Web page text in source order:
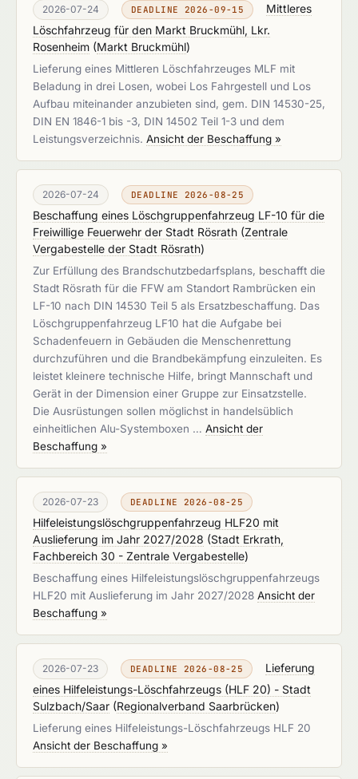
2026-07-24 DEADLINE 2026-09-15
Mittleres
Löschfahrzeug für den Markt Bruckmühl, Lkr.
Rosenheim (Markt Bruckmühl)
Lieferung eines Mittleren Löschfahrzeuges MLF mit
Beladung in drei Losen, wobei Los Fahrgestell und Los
Aufbau miteinander anzubieten sind, gem. DIN 14530-25,
DIN EN 1846-1 bis -3, DIN 14502 Teil 1-3 und dem
Leistungsverzeichnis. Ansicht der Beschaffung »
2026-07-24 DEADLINE 2026-08-25
Beschaffung eines Löschgruppenfahrzeug LF-10 für die
Freiwillige Feuerwehr der Stadt Rösrath (Zentrale
Vergabestelle der Stadt Rösrath)
Zur Erfüllung des Brandschutzbedarfsplans, beschafft die
Stadt Rösrath für die FFW am Standort Rambrücken ein
LF-10 nach DIN 14530 Teil 5 als Ersatzbeschaffung. Das
Löschgruppenfahrzeug LF10 hat die Aufgabe bei
Schadenfeuern in Gebäuden die Menschenrettung
durchzuführen und die Brandbekämpfung einzuleiten. Es
leistet kleinere technische Hilfe, bringt Mannschaft und
Gerät in der Dimension einer Gruppe zur Einsatzstelle.
Die Ausrüstungen sollen möglichst in handelsüblich
einheitlichen Alu-Systemboxen … Ansicht der
Beschaffung »
2026-07-23 DEADLINE 2026-08-25
Hilfeleistungslöschgruppenfahrzeug HLF20 mit
Auslieferung im Jahr 2027/2028 (Stadt Erkrath,
Fachbereich 30 - Zentrale Vergabestelle)
Beschaffung eines Hilfeleistungslöschgruppenfahrzeugs
HLF20 mit Auslieferung im Jahr 2027/2028 Ansicht der
Beschaffung »
2026-07-23 DEADLINE 2026-08-25
Lieferung
eines Hilfeleistungs-Löschfahrzeugs (HLF 20) - Stadt
Sulzbach/Saar (Regionalverband Saarbrücken)
Lieferung eines Hilfeleistungs-Löschfahrzeugs HLF 20
Ansicht der Beschaffung »